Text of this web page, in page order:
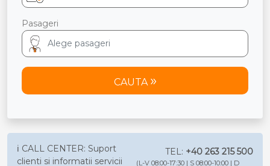
Pasageri
CAUTA
ℹ️ CALL CENTER: Suport
clienti si informatii servicii
TEL: +40 263 215 500
(L-V 08:00-17:30 | S 08:00-10:00 | D